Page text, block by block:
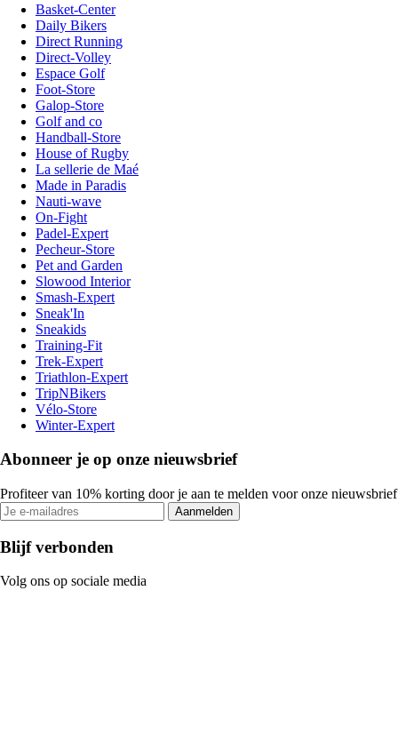
Basket-Center
Daily Bikers
Direct Running
Direct-Volley
Espace Golf
Foot-Store
Galop-Store
Golf and co
Handball-Store
House of Rugby
La sellerie de Maé
Made in Paradis
Nauti-wave
On-Fight
Padel-Expert
Pecheur-Store
Pet and Garden
Slowood Interior
Smash-Expert
Sneak'In
Sneakids
Training-Fit
Trek-Expert
Triathlon-Expert
TripNBikers
Vélo-Store
Winter-Expert
Abonneer je op onze nieuwsbrief
Profiteer van 10% korting door je aan te melden voor onze nieuwsbrief
Aanmelden
Blijf verbonden
Volg ons op sociale media